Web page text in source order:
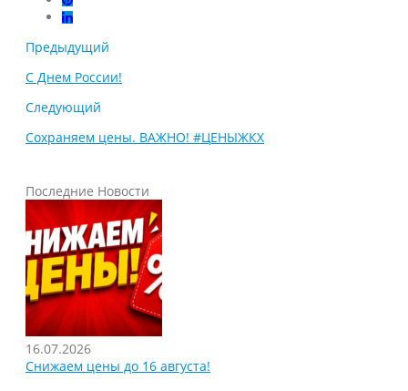
Предыдущий
С Днем России!
Следующий
Сохраняем цены. ВАЖНО! #ЦЕНЫЖКХ
Последние Новости
16.07.2026
Снижаем цены до 16 августа!